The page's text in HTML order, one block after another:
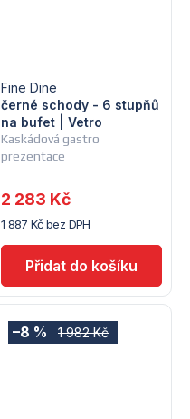
Kaskádová gastro
prezentace
černé schody - 6 stupňů
na bufet | Vetro
Fine Dine
1 887 Kč bez DPH
2 283 Kč
1 982 Kč
–8 %